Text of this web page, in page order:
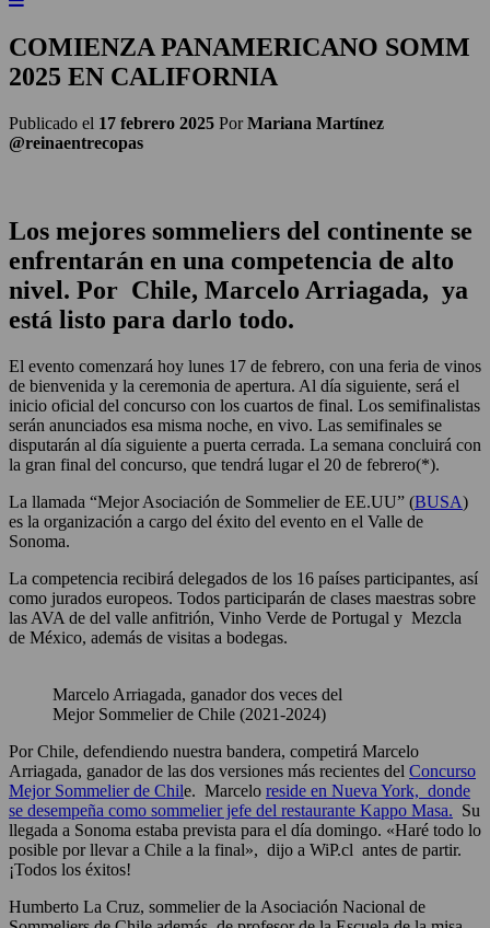
COMIENZA PANAMERICANO SOMM
2025 EN CALIFORNIA
Publicado el 17 febrero 2025 PorMariana Martínez
@reinaentrecopas
Los mejores sommeliers del continente se
enfrentarán en una competencia de alto
nivel. Por Chile, Marcelo Arriagada,⁩ ya
está listo para darlo todo.
El evento comenzará hoy lunes 17 de febrero, con una feria de vinos
de bienvenida y la ceremonia de apertura. Al día siguiente, será el
inicio oficial del concurso con los cuartos de final. Los semifinalistas
serán anunciados esa misma noche, en vivo. Las semifinales se
disputarán al día siguiente a puerta cerrada. La semana concluirá con
la gran final del concurso, que tendrá lugar el 20 de febrero(*).
La llamada “Mejor Asociación de Sommelier de EE.UU” (BUSA)
es la organización a cargo del éxito del evento en el Valle de
Sonoma.
La competencia recibirá delegados de los 16 países participantes, así
como jurados europeos. Todos participarán de clases maestras sobre
las AVA de del valle anfitrión, Vinho Verde de Portugal y Mezcla
de México, además de visitas a bodegas.
Marcelo Arriagada, ganador dos veces del
Mejor Sommelier de Chile (2021-2024)
Por Chile, defendiendo nuestra bandera, competirá Marcelo
Arriagada, ganador de las dos versiones más recientes del Concurso
Mejor Sommelier de Chile. Marcelo reside en Nueva York, donde
se desempeña como sommelier jefe del restaurante Kappo Masa. Su
llegada a Sonoma estaba prevista para el día domingo. «Haré todo lo
posible por llevar a Chile a la final», dijo a WiP.cl antes de partir.
¡Todos los éxitos!
Humberto La Cruz, sommelier de la Asociación Nacional de